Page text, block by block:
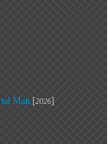
Man [2026]